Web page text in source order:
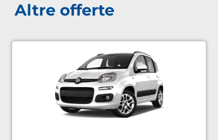
Altre offerte